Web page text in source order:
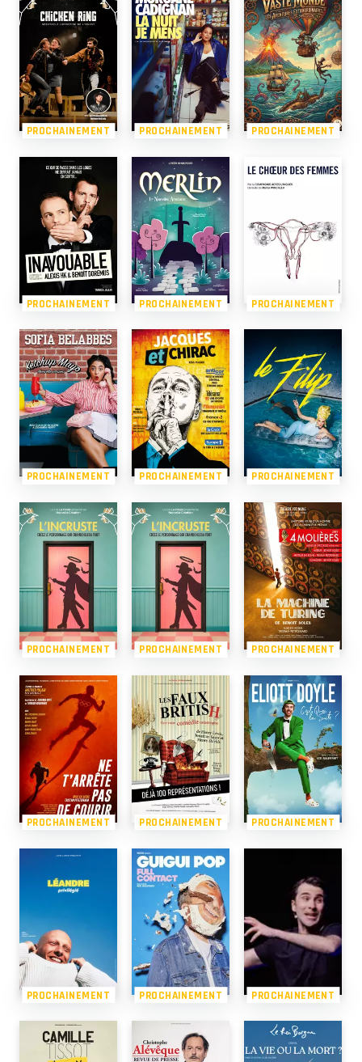
PROCHAINEMENT PROCHAINEMENT PROCHAINEMENT
PROCHAINEMENT PROCHAINEMENT PROCHAINEMENT
PROCHAINEMENT PROCHAINEMENT PROCHAINEMENT
PROCHAINEMENT PROCHAINEMENT PROCHAINEMENT
PROCHAINEMENT PROCHAINEMENT PROCHAINEMENT
PROCHAINEMENT PROCHAINEMENT PROCHAINEMENT